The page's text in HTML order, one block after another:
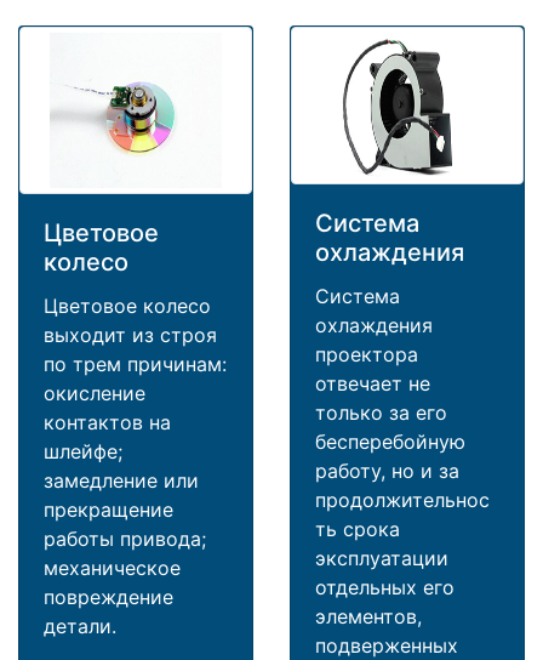
Цветовое
колесо
Цветовое колесо
выходит из строя
по трем причинам:
окисление
контактов на
шлейфе;
замедление или
прекращение
работы привода;
механическое
повреждение
детали.
Система
охлаждения
Система
охлаждения
проектора
отвечает не
только за его
бесперебойную
работу, но и за
продолжительнос
ть срока
эксплуатации
отдельных его
элементов,
подверженных